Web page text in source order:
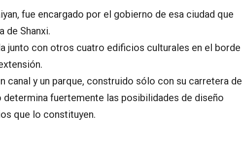
fue encargado por el gobierno de esa ciudad que
de Shanxi.
junto con otros cuatro edificios culturales en el borde
canal y un parque, construido sólo con su carretera de
fuertemente las posibilidades de diseño
que lo constituyen.